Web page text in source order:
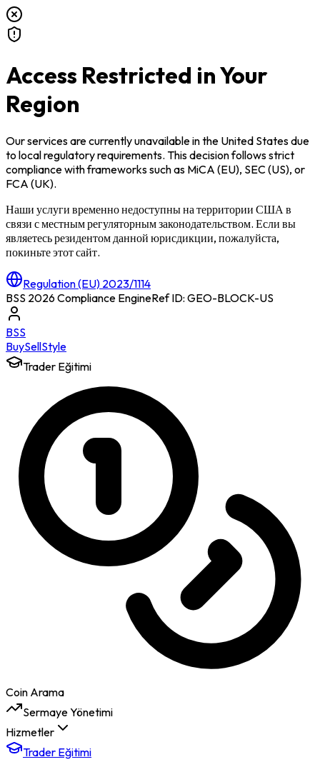
Access Restricted in Your
Region
Our services are currently unavailable inthe United Statesdue
to local regulatory requirements. This decision follows strict
compliance with frameworks such as MiCA (EU), SEC (US), or
FCA (UK).
Наши услуги временно недоступны на территории США в
связи с местным регуляторным законодательством. Если вы
являетесь резидентом данной юрисдикции, пожалуйста,
покиньте этот сайт.
Regulation (EU) 2023/1114
BSS 2026 Compliance EngineRef ID: GEO-BLOCK-US
BSS
BuySellStyle
Trader Eğitimi
Coin Arama
Sermaye Yönetimi
Hizmetler
Trader Eğitimi